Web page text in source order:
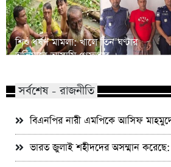
শিশু ধর্ষণ মামলা: খালে তিন ঘণ্টার
অভিযানে আসামি গ্রেফতার
সর্বশেষ - রাজনীতি
বিএনপির নারী এমপিকে আসিফ
ভারত জুলাই শহীদদের অসম্মান